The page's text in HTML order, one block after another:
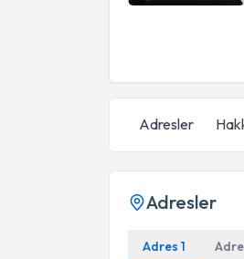
Adresler
Adresler
Adres 1